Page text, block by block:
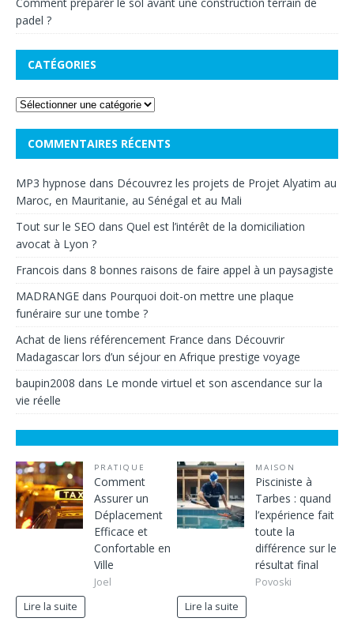
padel ?
CATÉGORIES
COMMENTAIRES RÉCENTS
MP3 hypnose dans Découvrez les projets de Projet Alyatim au
Maroc, en Mauritanie, au Sénégal et au Mali
Tout sur le SEO dans Quel est l’intérêt de la domiciliation
avocat à Lyon ?
Francois dans 8 bonnes raisons de faire appel à un paysagiste
MADRANGE dans Pourquoi doit-on mettre une plaque
funéraire sur une tombe ?
Achat de liens référencement France dans Découvrir
Madagascar lors d’un séjour en Afrique prestige voyage
baupin2008 dans Le monde virtuel et son ascendance sur la
vie réelle
PRATIQUE
Comment
Assurer un
Déplacement
Efficace et
Confortable en
Ville
Joel
Lire la suite
MAISON
Pisciniste à
Tarbes : quand
l’expérience fait
toute la
différence sur le
résultat final
Povoski
Lire la suite